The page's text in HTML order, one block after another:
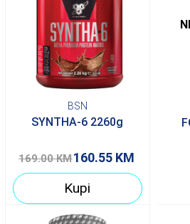
BSN
SYNTHA-6 2260g
169.00KM160.55 KM
Kupi